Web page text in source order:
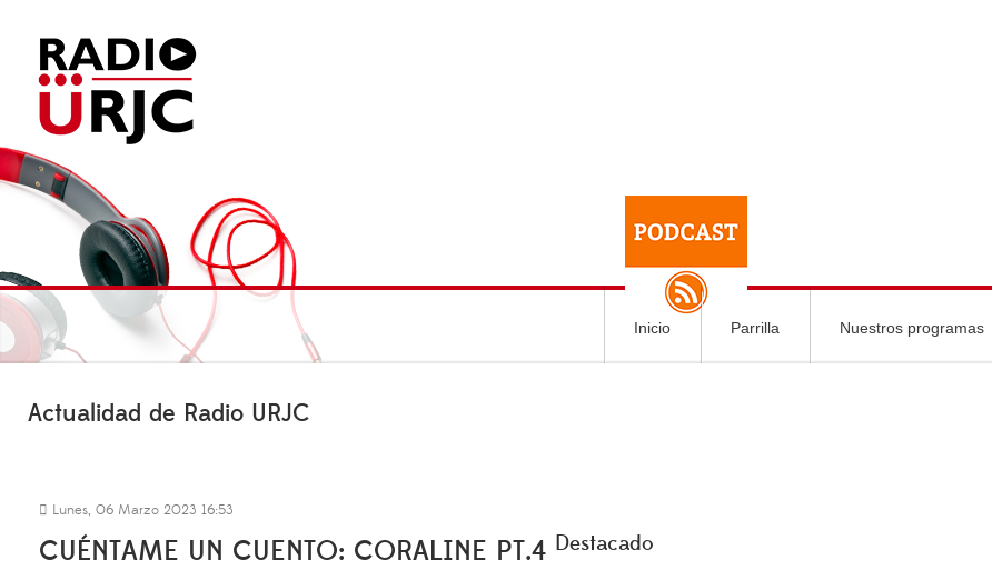
Inicio Parrilla Nuestros programas
Actualidad de Radio URJC
Lunes, 06 Marzo 2023 16:53
CUÉNTAME UN CUENTO: CORALINE PT.4 Destacado